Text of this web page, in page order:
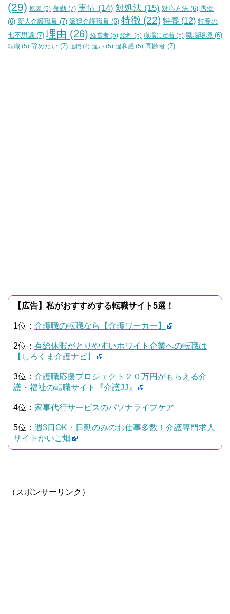
(29) 原因 (5) 夜勤 (7) 実情 (14) 対処法 (15) 対応方法 (6) 愚痴
(6) 新人介護職員 (7) 派遣介護職員 (6) 特徴 (22) 特養 (12) 特養の
七不思議 (7) 理由 (26) 経営者 (5) 給料 (5) 職場に定着 (5) 職場環境 (6)
転職 (5) 辞めたい (7) 退職 (4) 違い (5) 違和感 (5) 高齢者 (7)
【広告】私がおすすめする転職サイト5選！
1位： 介護職の転職なら【介護ワーカー】
2位： 有給休暇がとりやすいホワイト企業への転職は
【しろくま介護ナビ】
3位： 介護職応援プロジェクト２０万円がもらえる介
護・福祉の転職サイト『介護JJ』
4位： 家事代行サービスのパソナライフケア
5位： 週3日OK・日勤のみのお仕事多数！介護専門求人
サイトかいご畑
（スポンサーリンク）